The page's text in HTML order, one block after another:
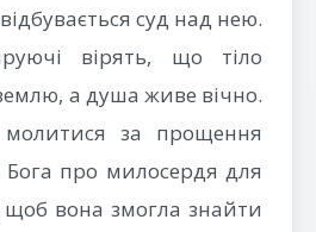
суд над нею.
вірять, що тіло
а душа живе вічно.
за прощення
Бога про милосердя для
щоб вона змогла знайти